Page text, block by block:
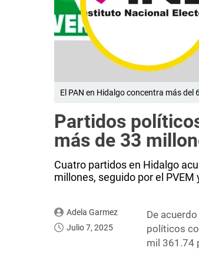
El PAN en Hidalgo concentra más
Partidos
más de 33
Cuatro partidos en Hidalgo
millones, seguido por el PVEM
Adela Garmez
Julio 7, 2025
De
políticos
mil 361.74